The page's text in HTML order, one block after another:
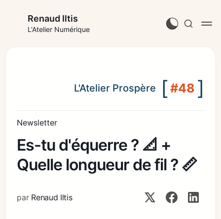
Renaud Iltis
L'Atelier Numérique
L'Atelier Prospère [#48 ]
Newsletter
Es-tu d'équerre ? 📐 +
Quelle longueur de fil ? 📏
par Renaud Iltis